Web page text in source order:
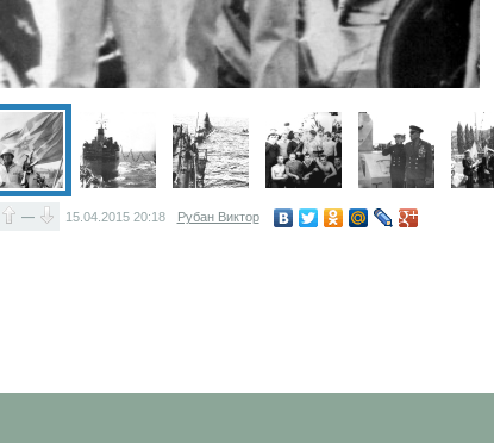
— 15.04.2015 20:18 Рубан Виктор